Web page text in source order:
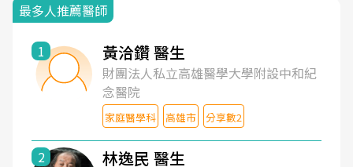
最多人推薦醫師
1 黃洽鑽 醫生
財團法人私立高雄醫學大學附設中和紀
念醫院
家庭醫學科 高雄市 分享數2
2 林逸民 醫生